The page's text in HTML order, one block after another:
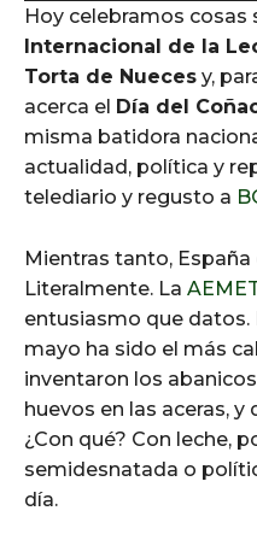
d
i
o
P
l
a
y
r
Hoy celebramos cosas
Internacional de la
Torta de Nueces y,
acerca el Día del
misma batidora
actualidad, política y
telediario y regusto a
Mientras tanto, España
Literalmente. La
entusiasmo que datos.
mayo ha sido el más
inventaron los
huevos en las aceras,
¿Con qué? Con leche,
semidesnatada o
día.